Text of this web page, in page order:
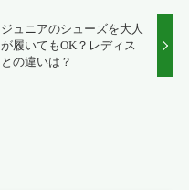
ジュニアのシューズを大人
が履いてもOK？レディス
との違いは？